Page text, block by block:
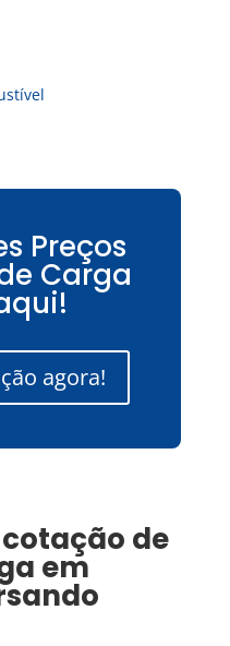
Preços
Carga
agora!
de
em